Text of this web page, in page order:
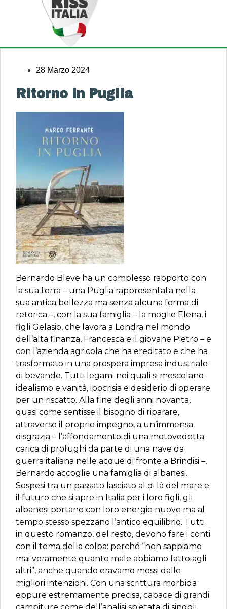
28 Marzo 2024
Ritorno in Puglia
Bernardo Bleve ha un complesso rapporto con
la sua terra – una Puglia rappresentata nella
sua antica bellezza ma senza alcuna forma di
retorica –, con la sua famiglia – la moglie Elena, i
figli Gelasio, che lavora a Londra nel mondo
dell’alta finanza, Francesca e il giovane Pietro – e
con l’azienda agricola che ha ereditato e che ha
trasformato in una prospera impresa industriale
di bevande. Tutti legami nei quali si mescolano
idealismo e vanità, ipocrisia e desiderio di operare
per un riscatto. Alla fine degli anni novanta,
quasi come sentisse il bisogno di riparare,
attraverso il proprio impegno, a un’immensa
disgrazia – l’affondamento di una motovedetta
carica di profughi da parte di una nave da
guerra italiana nelle acque di fronte a Brindisi –,
Bernardo accoglie una famiglia di albanesi.
Sospesi tra un passato lasciato al di là del mare e
il futuro che si apre in Italia per i loro figli, gli
albanesi portano con loro energie nuove ma al
tempo stesso spezzano l’antico equilibrio. Tutti
in questo romanzo, del resto, devono fare i conti
con il tema della colpa: perché “non sappiamo
mai veramente quanto male abbiamo fatto agli
altri”, anche quando eravamo mossi dalle
migliori intenzioni. Con una scrittura morbida
eppure estremamente precisa, capace di grandi